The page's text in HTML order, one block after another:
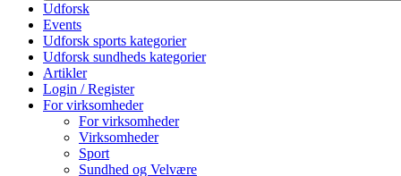
Udforsk
Events
Udforsk sports kategorier
Udforsk sundheds kategorier
Artikler
Login / Register
For virksomheder
For virksomheder
Virksomheder
Sport
Sundhed og Velvære